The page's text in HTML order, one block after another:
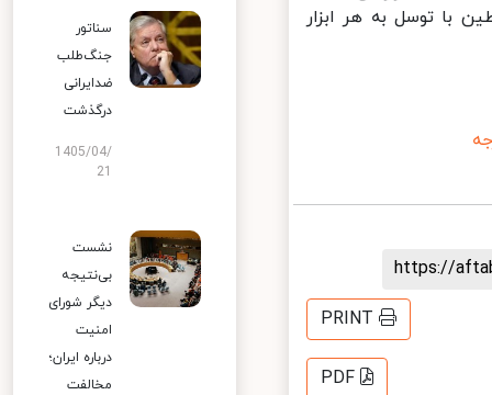
با توسل به هر ابزار
https://
PRINT
PDF
سناتور
جنگ‌طلب
ضدایرانی
درگذشت
1405/04/
نشست
بی‌نتیجه
دیگر شورای
امنیت
درباره ایران؛
مخالفت